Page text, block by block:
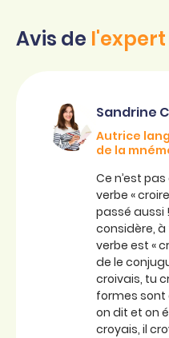
Avis de l'expert
Sandrine
Autrice
de la
Ce n’est
verbe «
passé aussi
considère, à
verbe est «
de le
croivais, tu
formes
on dit et on
croyais, il